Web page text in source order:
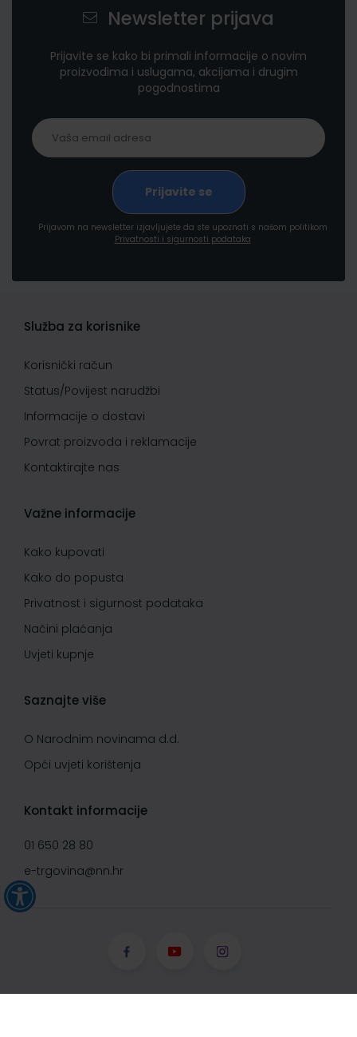
Newsletter prijava
Prijavite se kako bi primali informacije o novim
proizvodima i uslugama, akcijama i drugim
pogodnostima
Prijavom na newsletter izjavljujete da ste upoznati s našom politikom
Privatnosti i sigurnosti podataka
Služba za korisnike
Korisnički račun
Status/Povijest narudžbi
Informacije o dostavi
Povrat proizvoda i reklamacije
Kontaktirajte nas
Važne informacije
Kako kupovati
Kako do popusta
Privatnost i sigurnost podataka
Načini plaćanja
Uvjeti kupnje
Saznajte više
O Narodnim novinama d.d.
Opći uvjeti korištenja
Kontakt informacije
01 650 28 80
e-trgovina@nn.hr